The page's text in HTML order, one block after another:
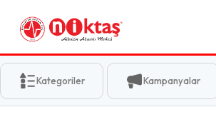
Kategoriler Kampanyalar